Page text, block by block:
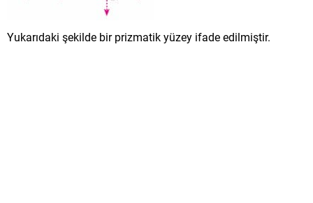
Yukarıdaki şekilde bir prizmatik yüzey ifade edilmiştir.